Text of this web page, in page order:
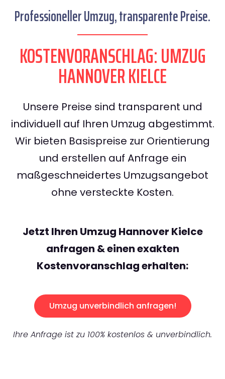
Professioneller Umzug, transparente Preise.
KOSTENVORANSCHLAG: UMZUG
HANNOVER KIELCE
Unsere Preise sind transparent und
individuell auf Ihren Umzug abgestimmt.
Wir bieten Basispreise zur Orientierung
und erstellen auf Anfrage ein
maßgeschneidertes Umzugsangebot
ohne versteckte Kosten.
Jetzt Ihren Umzug Hannover Kielce
anfragen & einen exakten
Kostenvoranschlag erhalten:
Umzug unverbindlich anfragen!
Ihre Anfrage ist zu 100% kostenlos & unverbindlich.